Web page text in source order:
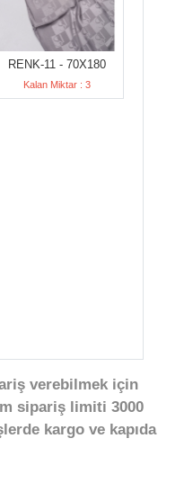
RENK-11 - 70X180
Kalan Miktar : 3
verebilmek için
sipariş limiti 3000
kargo ve kapıda